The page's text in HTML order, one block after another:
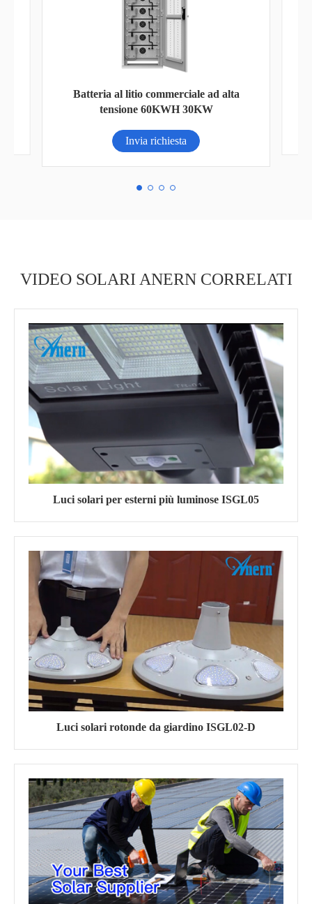
Inverter solare serie AN-SCI-EVO AN-
SCI-EVO10200
Invia richiesta
VIDEO SOLARI ANERN CORRELATI
Luci solari per esterni più luminose ISGL05
Luci solari rotonde da giardino ISGL02-D